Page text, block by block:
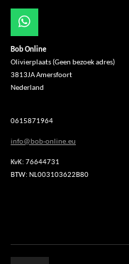
W
h
a
t
s
A
p
Bob Online
Olivierplaats (Geen bezoek adres)
3813JA Amersfoort
Nederland
0615871964
info@bob-online.eu
KvK: 76644731
BTW: NL003103622B80